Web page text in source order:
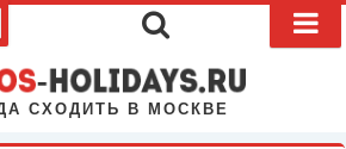
СХОДИТЬ В МОСКВЕ